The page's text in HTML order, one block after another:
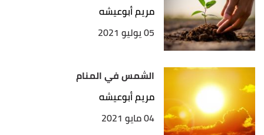
مريم أبوعيشه
05 يوليو 2021
الشمس في المنام
مريم أبوعيشه
04 مايو 2021